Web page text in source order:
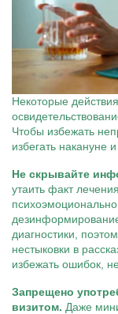
Некоторые
Чтобы избежать
избегать накануне
Не скрывайте
утаить факт
диагностики,
нестыковки в
избежать ошибок,
Запрещено
визитом. Даже